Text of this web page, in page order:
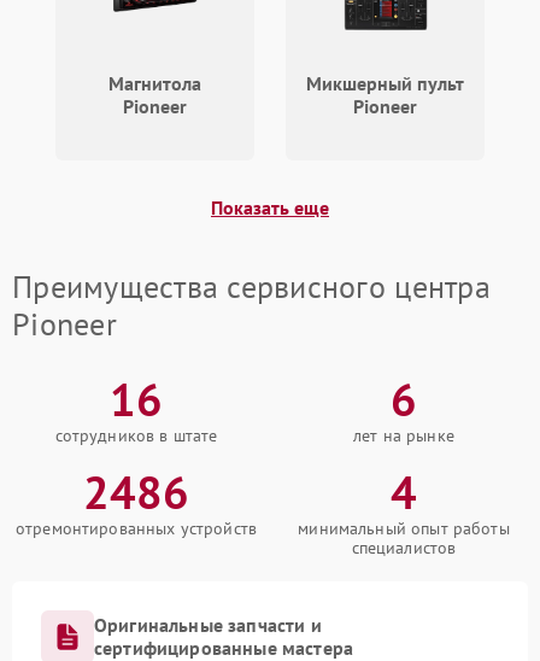
Магнитола
Pioneer
Микшерный пульт
Pioneer
Показать еще
Преимущества сервисного центра
Pioneer
16
сотрудников в штате
6
лет на рынке
2486
отремонтированных устройств
4
минимальный опыт работы
специалистов
Оригинальные запчасти и
сертифицированные мастера